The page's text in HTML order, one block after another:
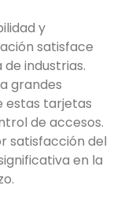
y
satisface
industrias.
grandes
estas tarjetas
de accesos.
satisfacción del
en la